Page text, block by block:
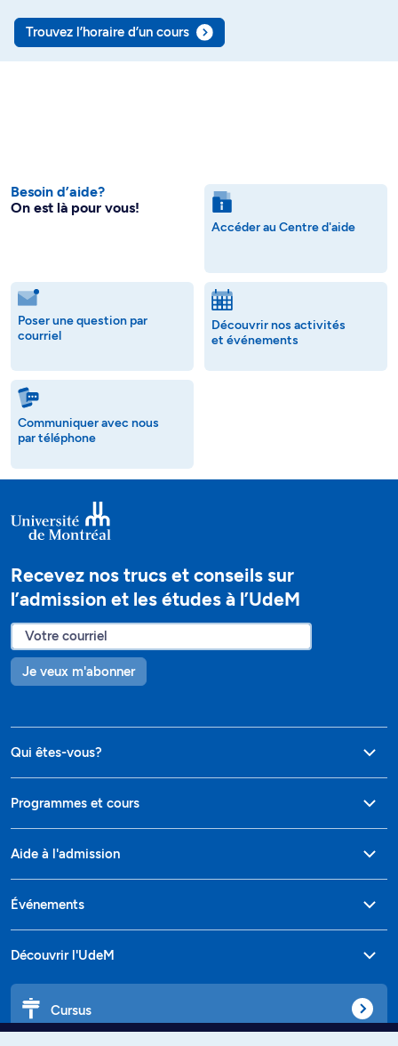
Trouvez l’horaire d’un cours
Besoin d’aide?
On est là pour vous!
Accéder au Centre d'aide
Poser une question par
courriel
Découvrir nos activités
et événements
Communiquer avec nous
par téléphone
Recevez nos trucs et conseils sur
l’admission et les études à l’UdeM
Je veux m'abonner
Qui êtes-vous?
Programmes et cours
Aide à l'admission
Événements
Découvrir l'UdeM
Cursus